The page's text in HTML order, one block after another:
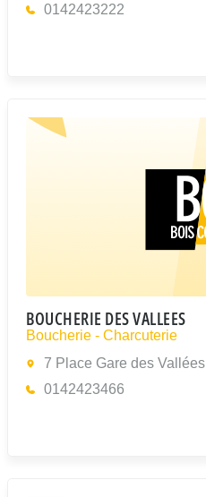
0142423222
BOUCHERIE DES VALLEES
Boucherie - Charcuterie
7 Place Gare des Vallées
0142423466